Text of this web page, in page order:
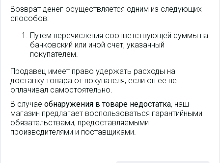
Возврат денег осуществляется одним из следующих
способов:
Путем перечисления соответствующей суммы на
банковский или иной счет, указанный
покупателем.
Продавец имеет право удержать расходы на
доставку товара от покупателя, если он ее не
оплачивал самостоятельно.
В случае обнаружения в товаре недостатка, наш
магазин предлагает воспользоваться гарантийными
обязательствами, предоставляемыми
производителями и поставщиками.